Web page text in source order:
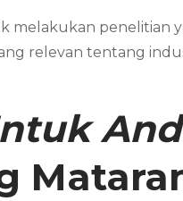
penelitian
relevan tentang